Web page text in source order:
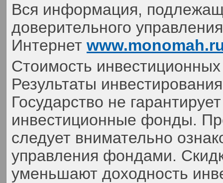
Вся информация,
доверительного
Интернет
Стоимость
Результаты
Государство не
инвестиционные фонды.
следует внимательно
управления фондами.
уменьшают доходность